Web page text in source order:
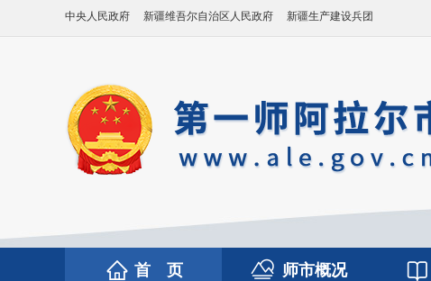
中央人民政府 新疆维吾尔自治区人民政府 新疆生产建设兵团
首 页 师市概况